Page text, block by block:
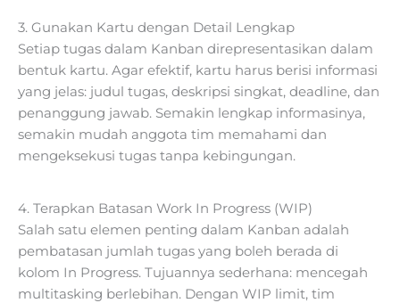
3. Gunakan Kartu dengan Detail Lengkap
Setiap tugas dalam Kanban direpresentasikan dalam
bentuk kartu. Agar efektif, kartu harus berisi informasi
yang jelas: judul tugas, deskripsi singkat, deadline, dan
penanggung jawab. Semakin lengkap informasinya,
semakin mudah anggota tim memahami dan
mengeksekusi tugas tanpa kebingungan.
4. Terapkan Batasan Work In Progress (WIP)
Salah satu elemen penting dalam Kanban adalah
pembatasan jumlah tugas yang boleh berada di
kolom In Progress. Tujuannya sederhana: mencegah
multitasking berlebihan. Dengan WIP limit, tim